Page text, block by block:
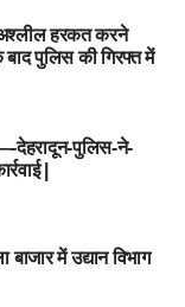
हरकत करने
पुलिस की गिरफ्त में
देहरादून-पुलिस-ने-
|
में उद्यान विभाग